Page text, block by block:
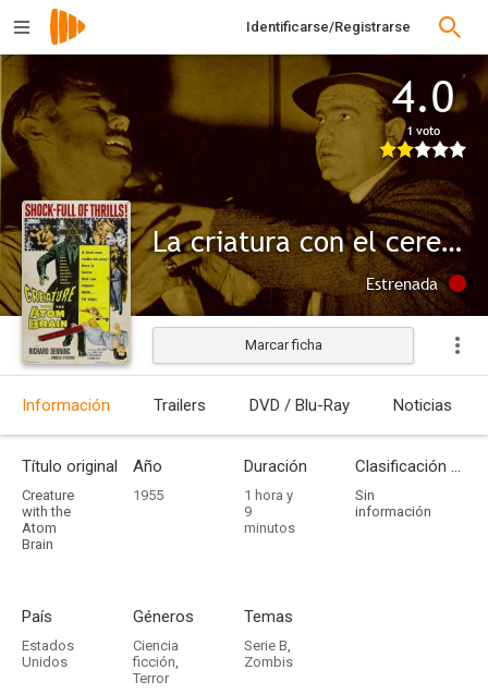
Identificarse/Registrarse
4.0
1 voto
La criatura con el cerebro atómico
Estrenada
Marcar ficha
Información Trailers DVD / Blu-Ray Noticias
Título original
Creature
with the
Atom
Brain
Año
1955
Duración
1 hora y
9
minutos
Clasificación por edades
Sin
información
País
Estados
Unidos
Géneros
Ciencia
ficción,
Terror
Temas
Serie B,
Zombis